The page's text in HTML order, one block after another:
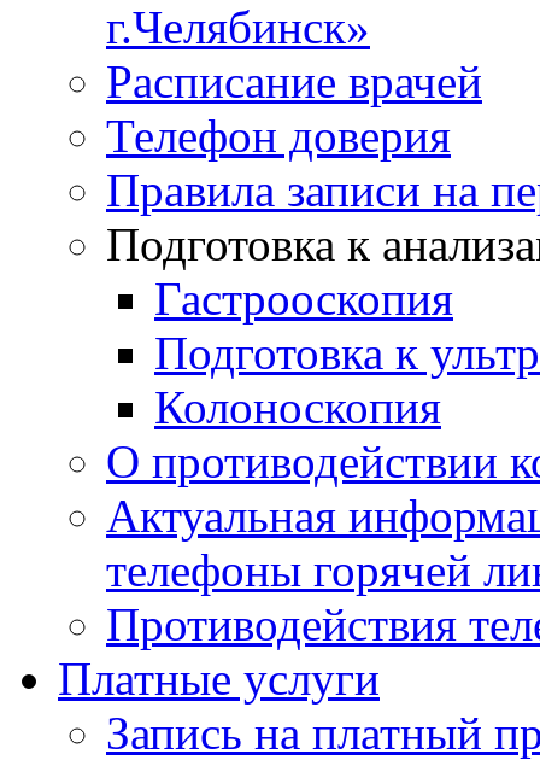
г.Челябинск»
Расписание врачей
Телефон доверия
Правила записи на
Подготовка к
Гастрооскопия
Подготовка к
Колоноскопия
О противодействии
Актуальная
телефоны горячей
Противодействия
Платные услуги
Запись на платный